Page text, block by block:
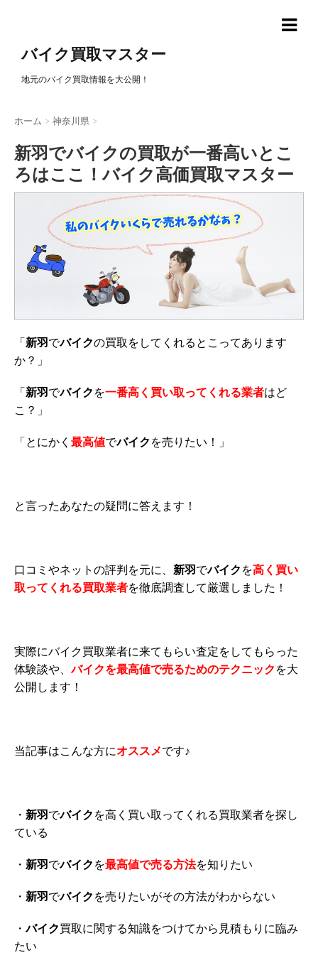
バイク買取マスター
地元のバイク買取情報を大公開！
ホーム > 神奈川県 >
新羽でバイクの買取が一番高いとこ
ろはここ！バイク高価買取マスター
「新羽でバイクの買取をしてくれるとこってあります
か？」
「新羽でバイク を一番高く買い取ってくれる業者はど
こ？」
「とにかく 最高値でバイク を売りたい！」
と言ったあなたの疑問に答えます！
口コミやネットの評判を元に、 新羽でバイク を高く買い
取ってくれる買取業者を徹底調査して厳選しました！
実際にバイク買取業者に来てもらい査定をしてもらった
体験談や、バイクを最高値で売るためのテクニック を大
公開します！
当記事はこんな方にオススメです♪
・ 新羽でバイク を高く買い取ってくれる買取業者を探し
ている
・ 新羽でバイク を最高値で売る方法を知りたい
・ 新羽でバイク を売りたいがその方法がわからない
・バイク買取に関する知識をつけてから見積もりに臨み
たい